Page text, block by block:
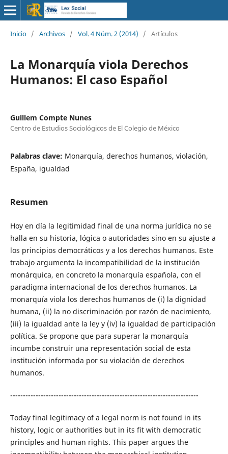
Inicio / Archivos / Vol. 4 Núm. 2 (2014) / Artículos
La Monarquía viola Derechos
Humanos: El caso Español
Guillem Compte Nunes
Centro de Estudios Sociológicos de El Colegio de México
Palabras clave: Monarquía, derechos humanos, violación,
España, igualdad
Resumen
Hoy en día la legitimidad final de una norma jurídica no se
halla en su historia, lógica o autoridades sino en su ajuste a
los principios democráticos y a los derechos humanos. Este
trabajo argumenta la incompatibilidad de la institución
monárquica, en concreto la monarquía española, con el
paradigma internacional de los derechos humanos. La
monarquía viola los derechos humanos de (i) la dignidad
humana, (ii) la no discriminación por razón de nacimiento,
(iii) la igualdad ante la ley y (iv) la igualdad de participación
política. Se propone que para superar la monarquía
incumbe construir una representación social de esta
institución informada por su violación de derechos
humanos.
--------------------------------------------------------------------------
Today final legitimacy of a legal norm is not found in its
history, logic or authorities but in its fit with democratic
principles and human rights. This paper argues the